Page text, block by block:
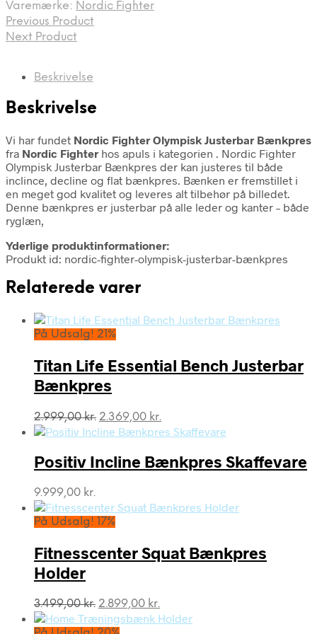
Varemærke: Nordic Fighter
Previous Product
Next Product
Beskrivelse
Beskrivelse
Vi har fundet Nordic Fighter Olympisk Justerbar Bænkpres
fra Nordic Fighter hos apuls i kategorien . Nordic Fighter
Olympisk Justerbar Bænkpres der kan justeres til både
inclince, decline og flat bænkpres. Bænken er fremstillet i
en meget god kvalitet og leveres alt tilbehør på billedet.
Denne bænkpres er justerbar på alle leder og kanter – både
ryglæn,
Yderlige produktinformationer:
Produkt id: nordic-fighter-olympisk-justerbar-bænkpres
Relaterede varer
På Udsalg! 21%
Titan Life Essential Bench Justerbar
Bænkpres
2.999,00kr. Den
oprindelige
var:
2.999,00 kr..
2.369,00 kr.
aktuelle
er:
2.369,00 kr..
Positiv Incline Bænkpres Skaffevare
9.999,00 kr.
På Udsalg! 17%
Fitnesscenter Squat Bænkpres
Holder
3.499,00kr. Den
oprindelige
pris
2.899,00 kr.
aktuelle